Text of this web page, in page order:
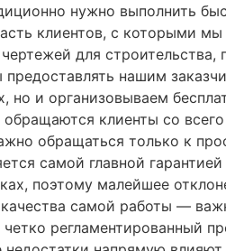
нужно выполнить
клиентов, с которыми
для
нашим
и организовываем
клиенты со
обращаться только к
самой главной
поэтому малейшее
самой работы —
регламентированный